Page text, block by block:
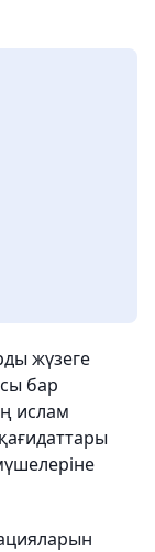
жүзеге
бар
ислам